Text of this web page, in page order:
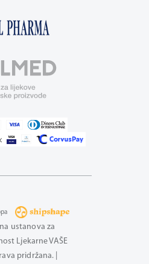
ustanova za
Ljekarne VAŠE
pridržana. |